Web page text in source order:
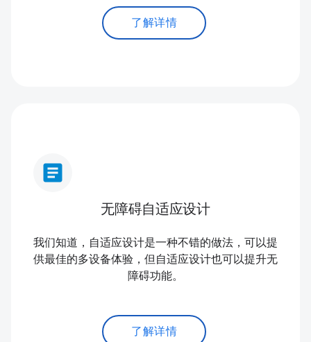
了解详情
article
无障碍自适应设计
我们知道，自适应设计是一种不错的做法，可以提
供最佳的多设备体验，但自适应设计也可以提升无
障碍功能。
了解详情